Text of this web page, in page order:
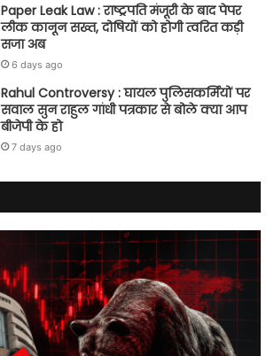
Paper Leak Law : राष्ट्रपति मंजूरी के बाद पेपर
लीक कानून सख्त, दोषियों को होगी त्वरित कड़ी
सजा अब
6 days ago
Rahul Controversy : घायल पुलिसकर्मियों पर
सवाल सुन राहुल गांधी पत्रकार से बोले क्या आप
बीजेपी के हो
7 days ago